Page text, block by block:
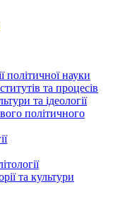
політичної науки
та процесів
та ідеології
політичного
та культури